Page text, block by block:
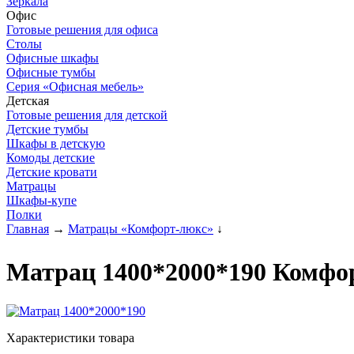
Офис
Готовые решения для офиса
Столы
Офисные шкафы
Офисные тумбы
Серия «Офисная мебель»
Детская
Готовые решения для детской
Детские тумбы
Шкафы в детскую
Комоды детские
Детские кровати
Матрацы
Шкафы-купе
Полки
Главная → Матрацы «Комфорт-люкс» ↓
Матрац 1400*2000*190
Характеристики товара